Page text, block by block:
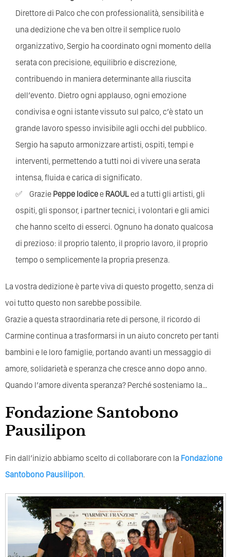
Direttore di Palco che con professionalità, sensibilità e
una dedizione che va ben oltre il semplice ruolo
organizzativo, Sergio ha coordinato ogni momento della
serata con precisione, equilibrio e discrezione,
contribuendo in maniera determinante alla riuscita
dell’evento. Dietro ogni applauso, ogni emozione
condivisa e ogni istante vissuto sul palco, c’è stato un
grande lavoro spesso invisibile agli occhi del pubblico.
Sergio ha saputo armonizzare artisti, ospiti, tempi e
interventi, permettendo a tutti noi di vivere una serata
intensa, fluida e carica di significato.
Grazie Peppe Iodicee RAOULed a tutti gli artisti, gli
ospiti, gli sponsor, i partner tecnici, i volontari e gli amici
che hanno scelto di esserci. Ognuno ha donato qualcosa
di prezioso: il proprio talento, il proprio lavoro, il proprio
tempo o semplicemente la propria presenza.
La vostra dedizione è parte viva di questo progetto, senza di
voi tutto questo non sarebbe possibile.
Grazie a questa straordinaria rete di persone, il ricordo di
Carmine continua a trasformarsi in un aiuto concreto per tanti
bambini e le loro famiglie, portando avanti un messaggio di
amore, solidarietà e speranza che cresce anno dopo anno.
Quando l’amore diventa speranza? Perché sosteniamo la…
Fondazione Santobono
Pausilipon
Fin dall’inizio abbiamo scelto di collaborare con la Fondazione
Santobono Pausilipon.